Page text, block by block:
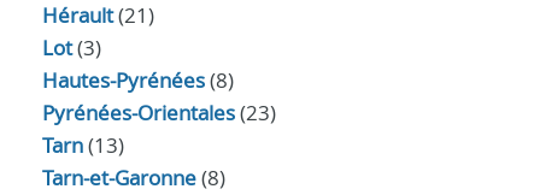
Hérault(21)
Lot(3)
Hautes-Pyrénées(8)
Pyrénées-Orientales(23)
Tarn(13)
Tarn-et-Garonne(8)